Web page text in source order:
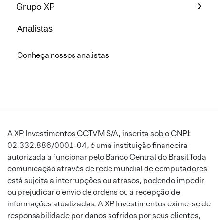
Grupo XP
Analistas
Conheça nossos analistas
A XP Investimentos CCTVM S/A, inscrita sob o CNPJ:
02.332.886/0001-04, é uma instituição financeira
autorizada a funcionar pelo Banco Central do Brasil.Toda
comunicação através de rede mundial de computadores
está sujeita a interrupções ou atrasos, podendo impedir
ou prejudicar o envio de ordens ou a recepção de
informações atualizadas. A XP Investimentos exime-se de
responsabilidade por danos sofridos por seus clientes,